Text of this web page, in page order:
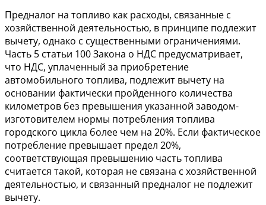
Предналог на топливо как расходы, связанные с
хозяйственной деятельностью, в принципе подлежит
вычету, однако с существенными ограничениями.
Часть 5 статьи 100Закона о НДС предусматривает,
что НДС, уплаченный за приобретение
автомобильного топлива, подлежит вычету на
основании фактически пройденного количества
километров без превышения указанной заводом-
изготовителем нормы потребления топлива
городского цикла более чем на 20%. Если фактическое
потребление превышает предел 20%,
соответствующая превышению часть топлива
считается такой, которая не связана с хозяйственной
деятельностью, и связанный предналог не подлежит
вычету.